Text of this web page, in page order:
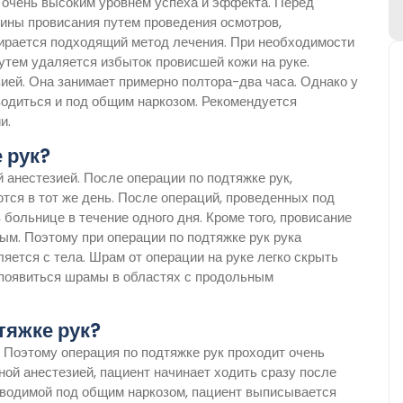
провисания путем проведения осмотров,
подходящий метод лечения. При необходимости
удаляется избыток провисшей кожи на руке.
Она занимает примерно полтора-два часа. Однако у
и под общим наркозом. Рекомендуется
После операции по подтяжке рук,
в тот же день. После операций, проведенных под
в течение одного дня. Кроме того, провисание
Поэтому при операции по подтяжке рук рука
с тела. Шрам от операции на руке легко скрыть
шрамы в областях с продольным
рук?
операция по подтяжке рук проходит очень
анестезией, пациент начинает ходить сразу после
под общим наркозом, пациент выписывается